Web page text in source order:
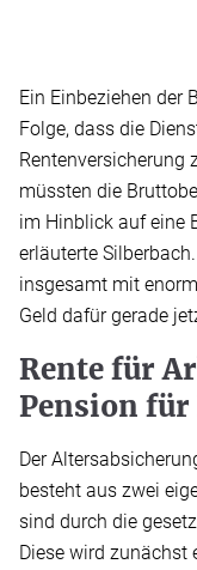
Ein Einbeziehen der
Folge, dass die
Rentenversicherung
müssten die
im Hinblick auf eine
erläuterte
insgesamt mit
Geld dafür gerade
Rente für
Pension für
Der
besteht aus zwei
sind durch die
Diese wird zunächst